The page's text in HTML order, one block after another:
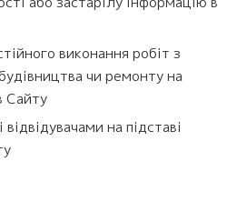
виконання робіт з
чи ремонту на
Сайту
на підставі